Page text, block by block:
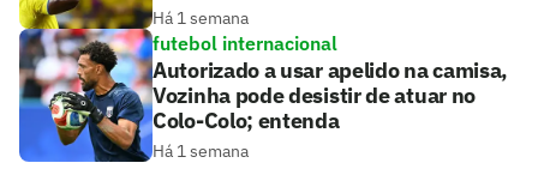
Há 1 semana
futebol internacional
Autorizado a usar apelido na camisa,
Vozinha pode desistir de atuar no
Colo-Colo; entenda
Há 1 semana